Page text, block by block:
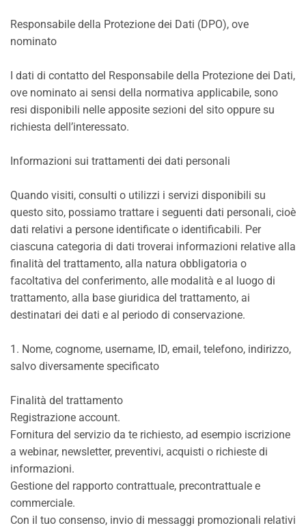
Responsabile della Protezione dei Dati (DPO), ove
nominato
I dati di contatto del Responsabile della Protezione dei Dati,
ove nominato ai sensi della normativa applicabile, sono
resi disponibili nelle apposite sezioni del sito oppure su
richiesta dell’interessato.
Informazioni sui trattamenti dei dati personali
Quando visiti, consulti o utilizzi i servizi disponibili su
questo sito, possiamo trattare i seguenti dati personali, cioè
dati relativi a persone identificate o identificabili. Per
ciascuna categoria di dati troverai informazioni relative alla
finalità del trattamento, alla natura obbligatoria o
facoltativa del conferimento, alle modalità e al luogo di
trattamento, alla base giuridica del trattamento, ai
destinatari dei dati e al periodo di conservazione.
1. Nome, cognome, username, ID, email, telefono, indirizzo,
salvo diversamente specificato
Finalità del trattamento
Registrazione account.
Fornitura del servizio da te richiesto, ad esempio iscrizione
a webinar, newsletter, preventivi, acquisti o richieste di
informazioni.
Gestione del rapporto contrattuale, precontrattuale e
commerciale.
Con il tuo consenso, invio di messaggi promozionali relativi